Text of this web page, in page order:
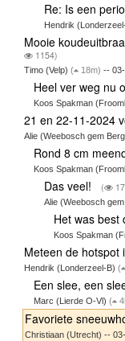
Re: Is een
Hendrik
Mooie
1154)
Timo (Velp) ( 18m) --
Heel ver weg nu
Koos Spakman
21 en 22-11-2024
Alie (Weebosch gem
Rond 8 cm
Koos Spakman
Das veel! (
Alie (Weebosch
Het was best
Koos Spakman
Meteen de hotspot
Hendrik (Londerzeel-B) (
Een slee, een
Marc (Lierde O-Vl)(
Favoriete
Christiaan (Utrecht) --